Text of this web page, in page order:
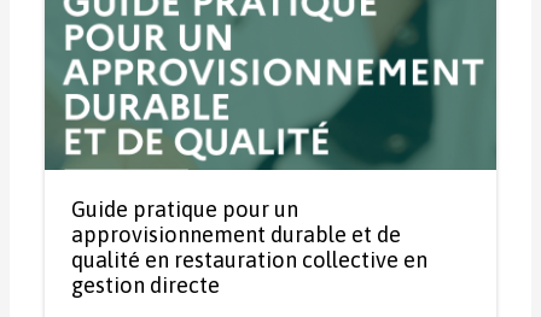
Guide pratique pour un
approvisionnement durable et de
qualité en restauration collective en
gestion directe